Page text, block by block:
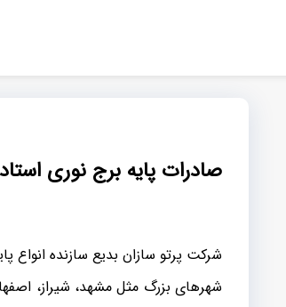
صادرات پایه برج نوری
شرکت پرتو سازان بدیع سازنده انواع
شهرهای بزرگ مثل مشهد، شیراز،